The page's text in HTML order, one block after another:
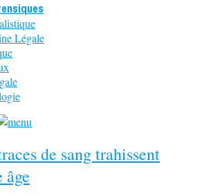
Légale
de sang trahissent
âge